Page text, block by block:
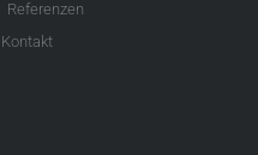
Referenzen
Kontakt